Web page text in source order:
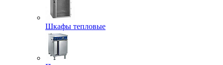
Шкафы тепловые